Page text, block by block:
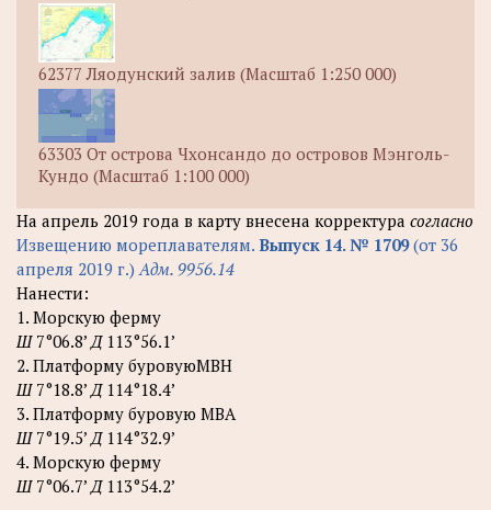
62377 Ляодунский залив (Масштаб 1:250 000)
63303 От острова Чхонсандо до островов Мэнголь-
Кундо (Масштаб 1:100 000)
На апрель 2019 года в карту внесена корректура согласно
Извещению мореплавателям. Выпуск 14. № 1709(от 36
апреля 2019 г.) Адм. 9956.14
Нанести:
1. Морскую ферму
Ш7°06.8’ Д113°56.1’
2. Платформу буровуюМВН
Ш7°18.8’ Д114°18.4’
3. Платформу буровую МВА
Ш7°19.5’ Д114°32.9’
4. Морскую ферму
Ш7°06.7’ Д113°54.2’